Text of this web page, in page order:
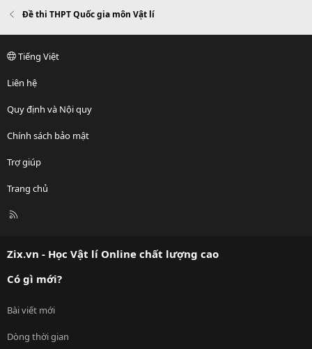
Đề thi THPT Quốc gia môn Vật lí
Tiếng Việt
Liên hệ
Quy định và Nội quy
Chính sách bảo mật
Trợ giúp
Trang chủ
R
Zix.vn - Học Vật lí Online chất lượng cao
Có gì mới?
Bài viết mới
Dòng thời gian